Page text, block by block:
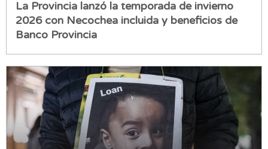
La Provincia lanzó la temporada de invierno
2026 con Necochea incluida y beneficios de
Banco Provincia